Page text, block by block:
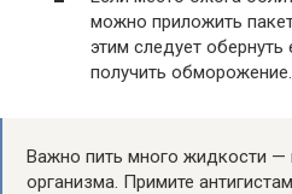
можно приложить
этим следует
получить обморожение.
Важно пить много жидкости —
организма. Примите